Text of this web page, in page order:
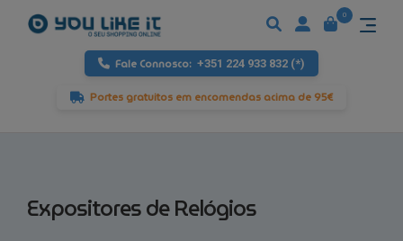
Fale Connosco: +351 224 933 832 (*)
Portes gratuitos em encomendas acima de 95€
0
Expositores de Relógios